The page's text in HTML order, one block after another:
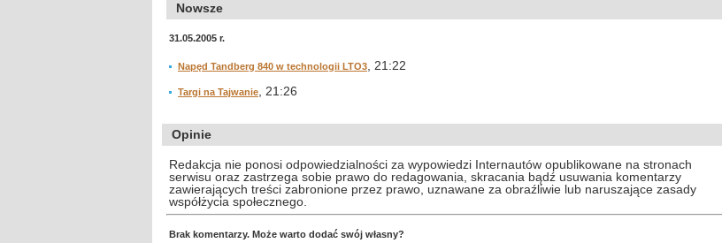
Nowsze
31.05.2005 r.
Napęd Tandberg 840 w technologii LTO3 , 21:22
Targi na Tajwanie , 21:26
Opinie
Redakcja nie ponosi odpowiedzialności za wypowiedzi Internautów opublikowane na stronach
serwisu oraz zastrzega sobie prawo do redagowania, skracania bądź usuwania komentarzy
zawierających treści zabronione przez prawo, uznawane za obraźliwie lub naruszające zasady
współżycia społecznego.
Brak komentarzy. Może warto dodać swój własny?